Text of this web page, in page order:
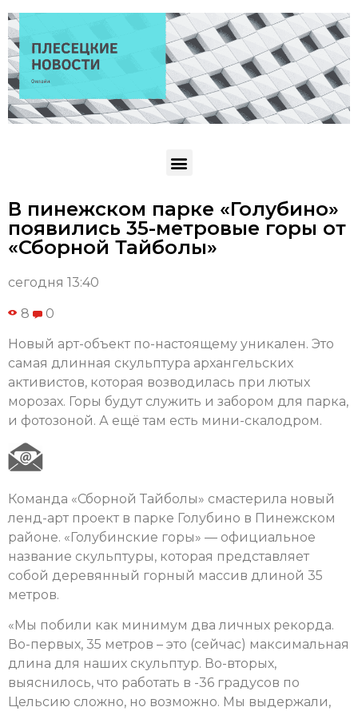
В пинежском парке «Голубино»
появились 35-метровые горы от
«Сборной Тайболы»
сегодня 13:40
8 0
Новый арт-объект по-настоящему уникален. Это
самая длинная скульптура архангельских
активистов, которая возводилась при лютых
морозах. Горы будут служить и забором для парка,
и фотозоной. А ещё там есть мини-скалодром.
Команда «Сборной Тайболы» смастерила новый
ленд-арт проект в парке Голубино в Пинежском
районе. «Голубинские горы» — официальное
название скульптуры, которая представляет
собой деревянный горный массив длиной 35
метров.
«Мы побили как минимум два личных рекорда.
Во-первых, 35 метров – это (сейчас) максимальная
длина для наших скульптур. Во-вторых,
выяснилось, что работать в -36 градусов по
Цельсию сложно, но возможно. Мы выдержали,